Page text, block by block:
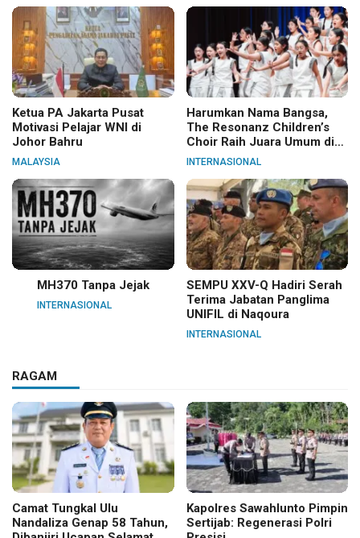
Ketua PA Jakarta Pusat
Motivasi Pelajar WNI di
Johor Bahru
MALAYSIA
Harumkan Nama Bangsa,
The Resonanz Children’s
Choir Raih Juara Umum di
Hungaria
INTERNASIONAL
MH370 Tanpa Jejak
INTERNASIONAL
SEMPU XXV-Q Hadiri Serah
Terima Jabatan Panglima
UNIFIL di Naqoura
INTERNASIONAL
RAGAM
Camat Tungkal Ulu
Nandaliza Genap 58 Tahun,
Kapolres Sawahlunto Pimpin
Sertijab: Regenerasi Polri